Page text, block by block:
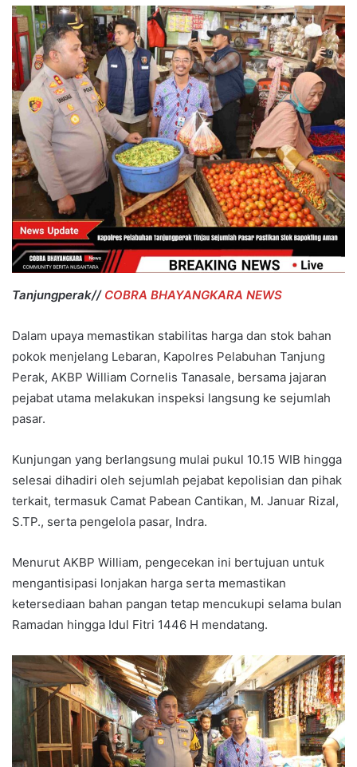
Tanjungperak// COBRA BHAYANGKARA NEWS
Dalam upaya memastikan stabilitas harga dan stok bahan
pokok menjelang Lebaran, Kapolres Pelabuhan Tanjung
Perak, AKBP William Cornelis Tanasale, bersama jajaran
pejabat utama melakukan inspeksi langsung ke sejumlah
pasar.
Kunjungan yang berlangsung mulai pukul 10.15 WIB hingga
selesai dihadiri oleh sejumlah pejabat kepolisian dan pihak
terkait, termasuk Camat Pabean Cantikan, M. Januar Rizal,
S.TP., serta pengelola pasar, Indra.
Menurut AKBP William, pengecekan ini bertujuan untuk
mengantisipasi lonjakan harga serta memastikan
ketersediaan bahan pangan tetap mencukupi selama bulan
Ramadan hingga Idul Fitri 1446 H mendatang.